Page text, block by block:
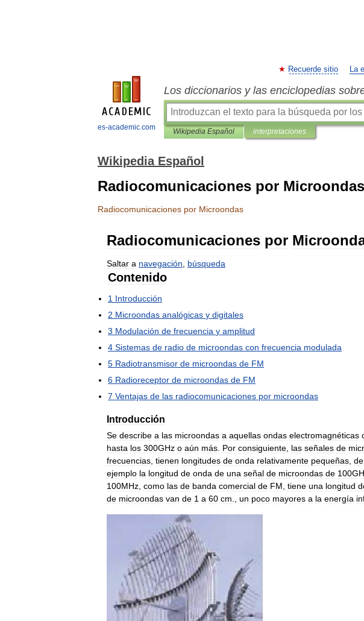
es-academic.com
Recuerde sitio La
Los diccionarios y las enciclopedias
Wikipedia Español interpretaciones
Wikipedia Español
Radiocomunicaciones por Microondas
Radiocomunicaciones por Microondas
Radiocomunicaciones por
Saltar a navegación búsqueda
Contenido
1 Introducción
2 Microondas analógicas y digitales
3 Modulación de frecuencia y amplitud
4 Sistemas de radio de microondas con frecuencia modulada
5 Radiotransmisor de microondas de FM
6 Radioreceptor de microondas de FM
7 Ventajas de las radiocomunicaciones por microondas
Introducción
Se describe a las microondas a aquellas ondas electromagnéticas
hasta los 300GHz o aún más Por consiguiente las señales de
frecuencias tienen longitudes de onda relativamente pequeñas de
ejemplo la longitud de onda de una señal de microondas de
100MHz como las de banda comercial de FM tiene una longitud
de microondas van de 1 a 60 cm un poco mayores a la energía